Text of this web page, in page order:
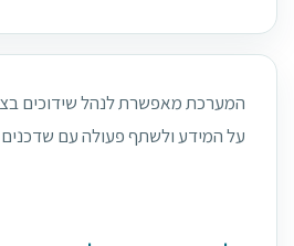
המערכת מאפשרת לנהל שידוכים
על המידע ולשתף פעולה עם שדכנים